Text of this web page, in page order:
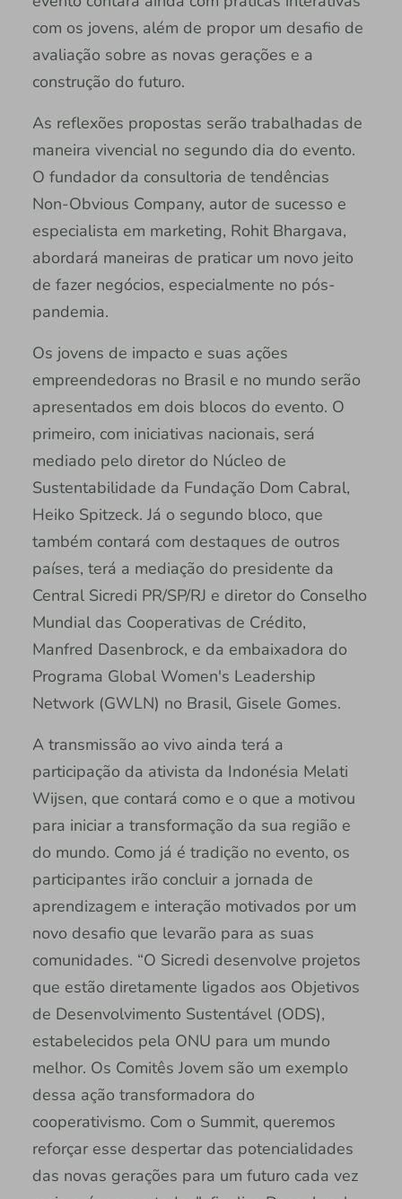
com os jovens, além de propor um desafio de
avaliação sobre as novas gerações e a
construção do futuro.
As reflexões propostas serão trabalhadas de
maneira vivencial no segundo dia do evento.
O fundador da consultoria de tendências
Non-Obvious Company, autor de sucesso e
especialista em marketing, Rohit Bhargava,
abordará maneiras de praticar um novo jeito
de fazer negócios, especialmente no pós-
pandemia.
Os jovens de impacto e suas ações
empreendedoras no Brasil e no mundo serão
apresentados em dois blocos do evento. O
primeiro, com iniciativas nacionais, será
mediado pelo diretor do Núcleo de
Sustentabilidade da Fundação Dom Cabral,
Heiko Spitzeck. Já o segundo bloco, que
também contará com destaques de outros
países, terá a mediação do presidente da
Central Sicredi PR/SP/RJ e diretor do Conselho
Mundial das Cooperativas de Crédito,
Manfred Dasenbrock, e da embaixadora do
Programa Global Women's Leadership
Network (GWLN) no Brasil, Gisele Gomes.
A transmissão ao vivo ainda terá a
participação da ativista da Indonésia Melati
Wijsen, que contará como e o que a motivou
para iniciar a transformação da sua região e
do mundo. Como já é tradição no evento, os
participantes irão concluir a jornada de
aprendizagem e interação motivados por um
novo desafio que levarão para as suas
comunidades. “O Sicredi desenvolve projetos
que estão diretamente ligados aos Objetivos
de Desenvolvimento Sustentável (ODS),
estabelecidos pela ONU para um mundo
melhor. Os Comitês Jovem são um exemplo
dessa ação transformadora do
cooperativismo. Com o Summit, queremos
reforçar esse despertar das potencialidades
das novas gerações para um futuro cada vez